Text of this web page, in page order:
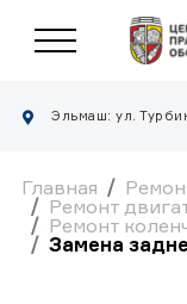
Эльмаш: ул.
Главная
Ремонт
Ремонт
Замена